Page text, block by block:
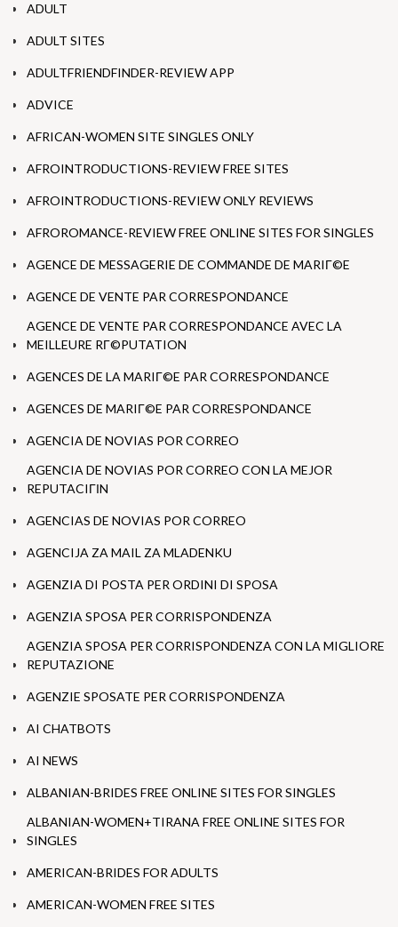
ADULT
ADULT SITES
ADULTFRIENDFINDER-REVIEW APP
ADVICE
AFRICAN-WOMEN SITE SINGLES ONLY
AFROINTRODUCTIONS-REVIEW FREE SITES
AFROINTRODUCTIONS-REVIEW ONLY REVIEWS
AFROROMANCE-REVIEW FREE ONLINE SITES FOR SINGLES
AGENCE DE MESSAGERIE DE COMMANDE DE MARIГ©E
AGENCE DE VENTE PAR CORRESPONDANCE
AGENCE DE VENTE PAR CORRESPONDANCE AVEC LA
MEILLEURE RГ©PUTATION
AGENCES DE LA MARIГ©E PAR CORRESPONDANCE
AGENCES DE MARIГ©E PAR CORRESPONDANCE
AGENCIA DE NOVIAS POR CORREO
AGENCIA DE NOVIAS POR CORREO CON LA MEJOR
REPUTACIГІN
AGENCIAS DE NOVIAS POR CORREO
AGENCIJA ZA MAIL ZA MLADENKU
AGENZIA DI POSTA PER ORDINI DI SPOSA
AGENZIA SPOSA PER CORRISPONDENZA
AGENZIA SPOSA PER CORRISPONDENZA CON LA MIGLIORE
REPUTAZIONE
AGENZIE SPOSATE PER CORRISPONDENZA
AI CHATBOTS
AI NEWS
ALBANIAN-BRIDES FREE ONLINE SITES FOR SINGLES
ALBANIAN-WOMEN+TIRANA FREE ONLINE SITES FOR
SINGLES
AMERICAN-BRIDES FOR ADULTS
AMERICAN-WOMEN FREE SITES